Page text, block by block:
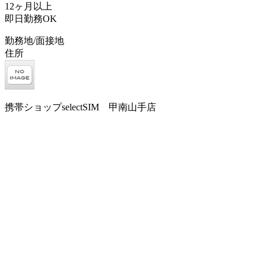
12ヶ月以上
即日勤務OK
勤務地/面接地
住所
携帯ショップselectSIM 甲南山手店